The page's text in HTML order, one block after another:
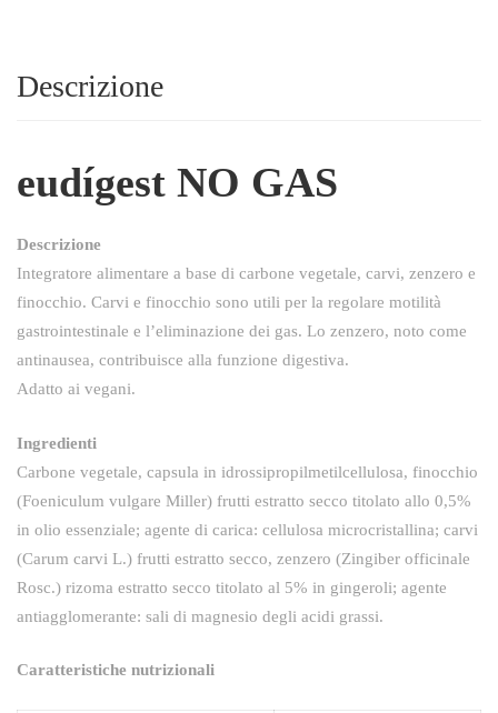
Descrizione
eudígest NO GAS
Descrizione
Integratore alimentare a base di carbone vegetale, carvi, zenzero e
finocchio. Carvi e finocchio sono utili per la regolare motilità
gastrointestinale e l’eliminazione dei gas. Lo zenzero, noto come
antinausea, contribuisce alla funzione digestiva.
Adatto ai vegani.
Ingredienti
Carbone vegetale, capsula in idrossipropilmetilcellulosa, finocchio
(Foeniculum vulgare Miller) frutti estratto secco titolato allo 0,5%
in olio essenziale; agente di carica: cellulosa microcristallina; carvi
(Carum carvi L.) frutti estratto secco, zenzero (Zingiber officinale
Rosc.) rizoma estratto secco titolato al 5% in gingeroli; agente
antiagglomerante: sali di magnesio degli acidi grassi.
Caratteristiche nutrizionali